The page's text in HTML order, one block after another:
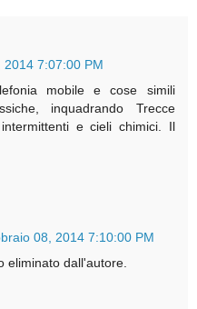
7:07:00 PM
mobile e cose simili
inquadrando Trecce
e cieli chimici. Il
08, 2014 7:10:00 PM
eliminato dall'autore.